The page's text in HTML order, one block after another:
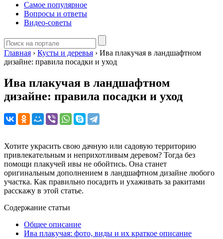
Самое популярное
Вопросы и ответы
Видео-советы
Главная › Кусты и деревья › Ива плакучая в ландшафтном
дизайне: правила посадки и уход
Ива плакучая в ландшафтном
дизайне: правила посадки и уход
Хотите украсить свою дачную или садовую территорию
привлекательным и неприхотливым деревом? Тогда без
помощи плакучей ивы не обойтись. Она станет
оригинальным дополнением в ландшафтном дизайне любого
участка. Как правильно посадить и ухаживать за ракитами
расскажу в этой статье.
Содержание статьи
Общее описание
Ива плакучая: фото, виды и их краткое описание